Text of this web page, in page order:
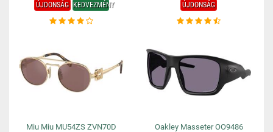
ÚJDONSÁG KEDVEZMÉNY
Miu Miu MU54ZS ZVN70D
ÚJDONSÁG
Oakley Masseter OO9486